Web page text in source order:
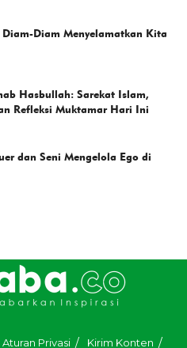
Diam-Diam Menyelamatkan Kita
Hasbullah: Sarekat Islam,
Refleksi Muktamar Hari Ini
dan Seni Mengelola Ego di
Aturan Privasi Kirim Konten